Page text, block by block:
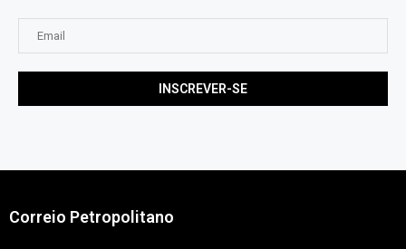
Correio Petropolitano